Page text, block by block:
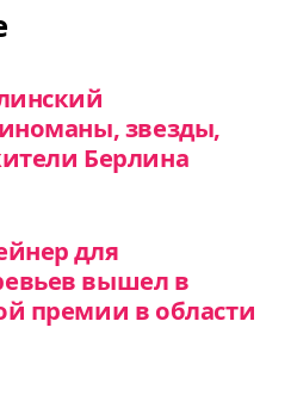
звезды,
Берлина
для
вышел в
премии в области